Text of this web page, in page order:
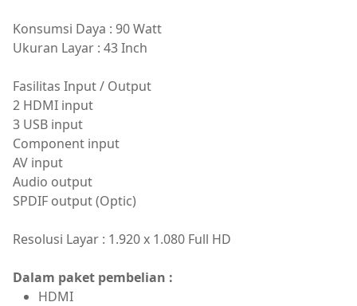
Konsumsi Daya : 90 Watt
Ukuran Layar : 43 Inch
Fasilitas Input / Output
2 HDMI input
3 USB input
Component input
AV input
Audio output
SPDIF output (Optic)
Resolusi Layar : 1.920 x 1.080 Full HD
Dalam paket pembelian :
HDMI